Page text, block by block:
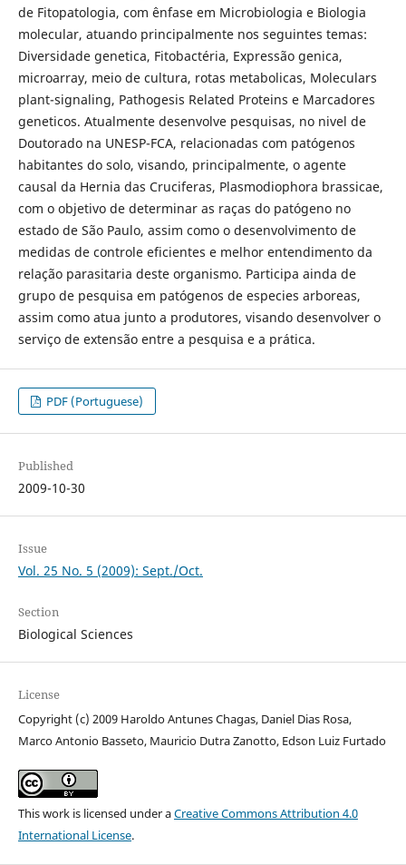
de Fitopatologia, com ênfase em Microbiologia e Biologia
molecular, atuando principalmente nos seguintes temas:
Diversidade genetica, Fitobactéria, Expressão genica,
microarray, meio de cultura, rotas metabolicas, Moleculars
plant-signaling, Pathogesis Related Proteins e Marcadores
geneticos. Atualmente desenvolve pesquisas, no nivel de
Doutorado na UNESP-FCA, relacionadas com patógenos
habitantes do solo, visando, principalmente, o agente
causal da Hernia das Cruciferas, Plasmodiophora brassicae,
com o objetivo de determinar as raças do patógeno no
estado de São Paulo, assim como o desenvolvimento de
medidas de controle eficientes e melhor entendimento da
relação parasitaria deste organismo. Participa ainda de
grupo de pesquisa em patógenos de especies arboreas,
assim como atua junto a produtores, visando desenvolver o
serviço de extensão entre a pesquisa e a prática.
PDF (Portuguese)
Published
2009-10-30
Issue
Vol. 25 No. 5 (2009): Sept./Oct.
Section
Biological Sciences
License
Copyright (c) 2009 Haroldo Antunes Chagas, Daniel Dias Rosa,
Marco Antonio Basseto, Mauricio Dutra Zanotto, Edson Luiz Furtado
This work is licensed under aCreative Commons Attribution 4.0
International License.